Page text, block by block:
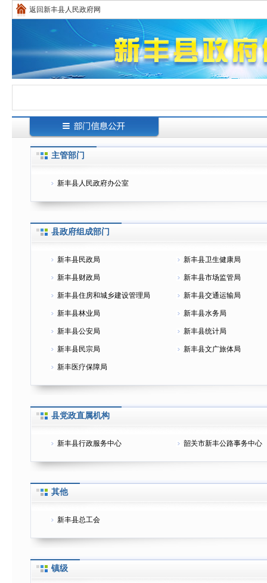
返回新丰县人民政府网
主管部门
新丰县人民政府办公室
县政府组成部门
新丰县民政局 新丰县卫生健康局
新丰县财政局 新丰县市场监管局
新丰县住房和城乡建设管理局 新丰县交通运输局
新丰县林业局 新丰县水务局
新丰县公安局 新丰县统计局
新丰县民宗局 新丰县文广旅体局
新丰医疗保障局
县党政直属机构
新丰县行政服务中心 韶关市新丰公路事务中心
其他
新丰县总工会
镇级